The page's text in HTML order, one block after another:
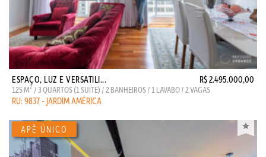
ESPAÇO, LUZ E VERSATILI... R$ 2.495.000,00
125 M2 / 3 QUARTOS (1 SUITE) / 2 BANHEIROS / 1 LAVABO / 2 VAGAS
RU: 9837 - JARDIM AMÉRICA